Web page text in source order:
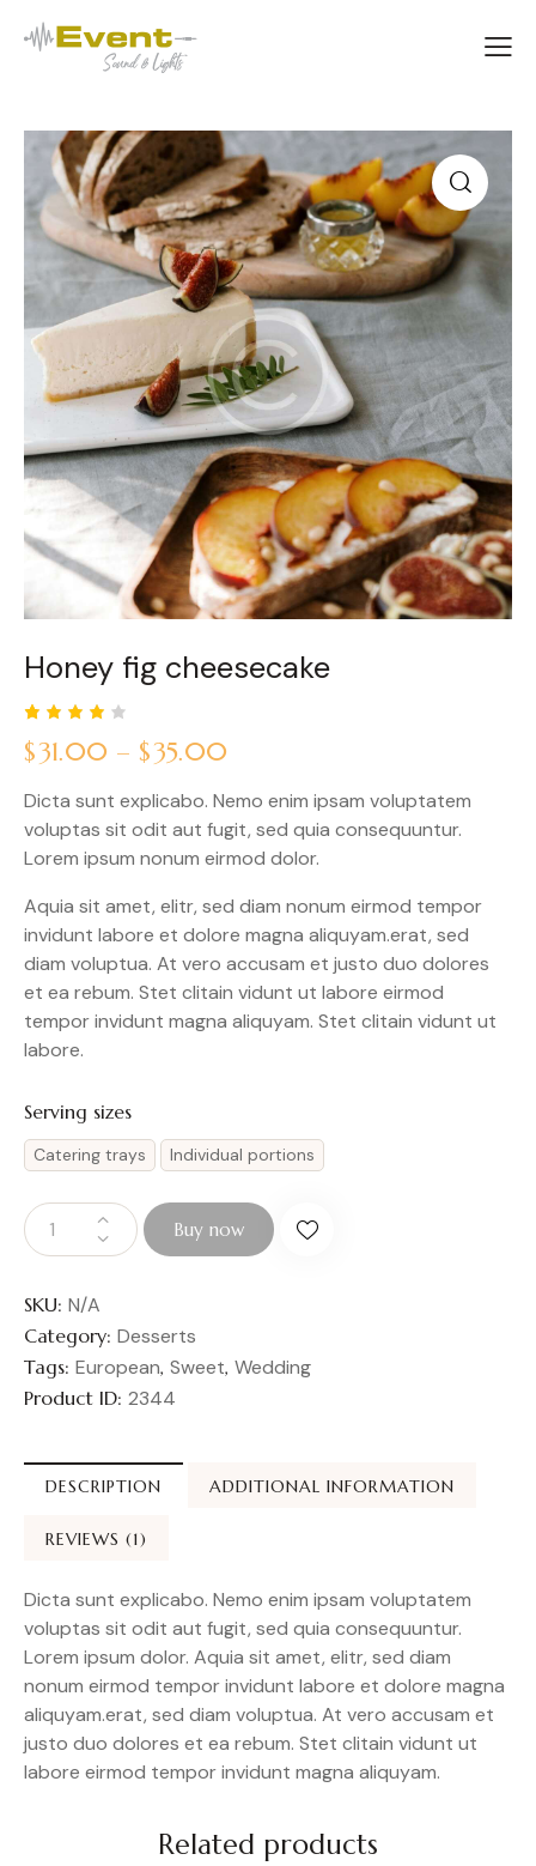
Honey fig cheesecake
Rated
4.00
based
on
1
custo
mer
rating
$31.00 – $35.00
Dicta sunt explicabo. Nemo enim ipsam voluptatem
voluptas sit odit aut fugit, sed quia consequuntur.
Lorem ipsum nonum eirmod dolor.
Aquia sit amet, elitr, sed diam nonum eirmod tempor
invidunt labore et dolore magna aliquyam.erat, sed
diam voluptua. At vero accusam et justo duo dolores
et ea rebum. Stet clitain vidunt ut labore eirmod
tempor invidunt magna aliquyam. Stet clitain vidunt ut
labore.
Serving sizes
Catering trays Individual portions
Buy now
SKU: N/A
Category: Desserts
Tags: European, Sweet, Wedding
Product ID: 2344
DESCRIPTION ADDITIONAL INFORMATION
REVIEWS (1)
Dicta sunt explicabo. Nemo enim ipsam voluptatem
voluptas sit odit aut fugit, sed quia consequuntur.
Lorem ipsum dolor. Aquia sit amet, elitr, sed diam
nonum eirmod tempor invidunt labore et dolore magna
aliquyam.erat, sed diam voluptua. At vero accusam et
justo duo dolores et ea rebum. Stet clitain vidunt ut
labore eirmod tempor invidunt magna aliquyam.
Related products